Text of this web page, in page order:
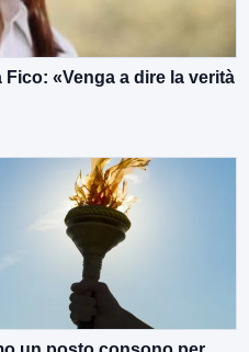
Fico: «Venga a dire la verità